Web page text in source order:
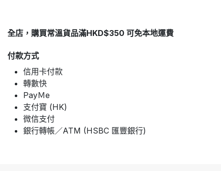
全店，購買常溫貨品滿HKD$350 可免本地運費
付款方式
信用卡付款
轉數快
PayＭe
支付寶 (HK)
微信支付
銀行轉帳／ATM (HSBC 匯豐銀行)